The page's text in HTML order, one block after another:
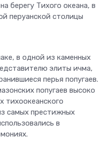
берегу Тихого океана, в
перуанской столицы
в одной из каменных
элиты ичма,
перья попугаев.
попугаев высоко
тихоокеанского
самых престижных
в